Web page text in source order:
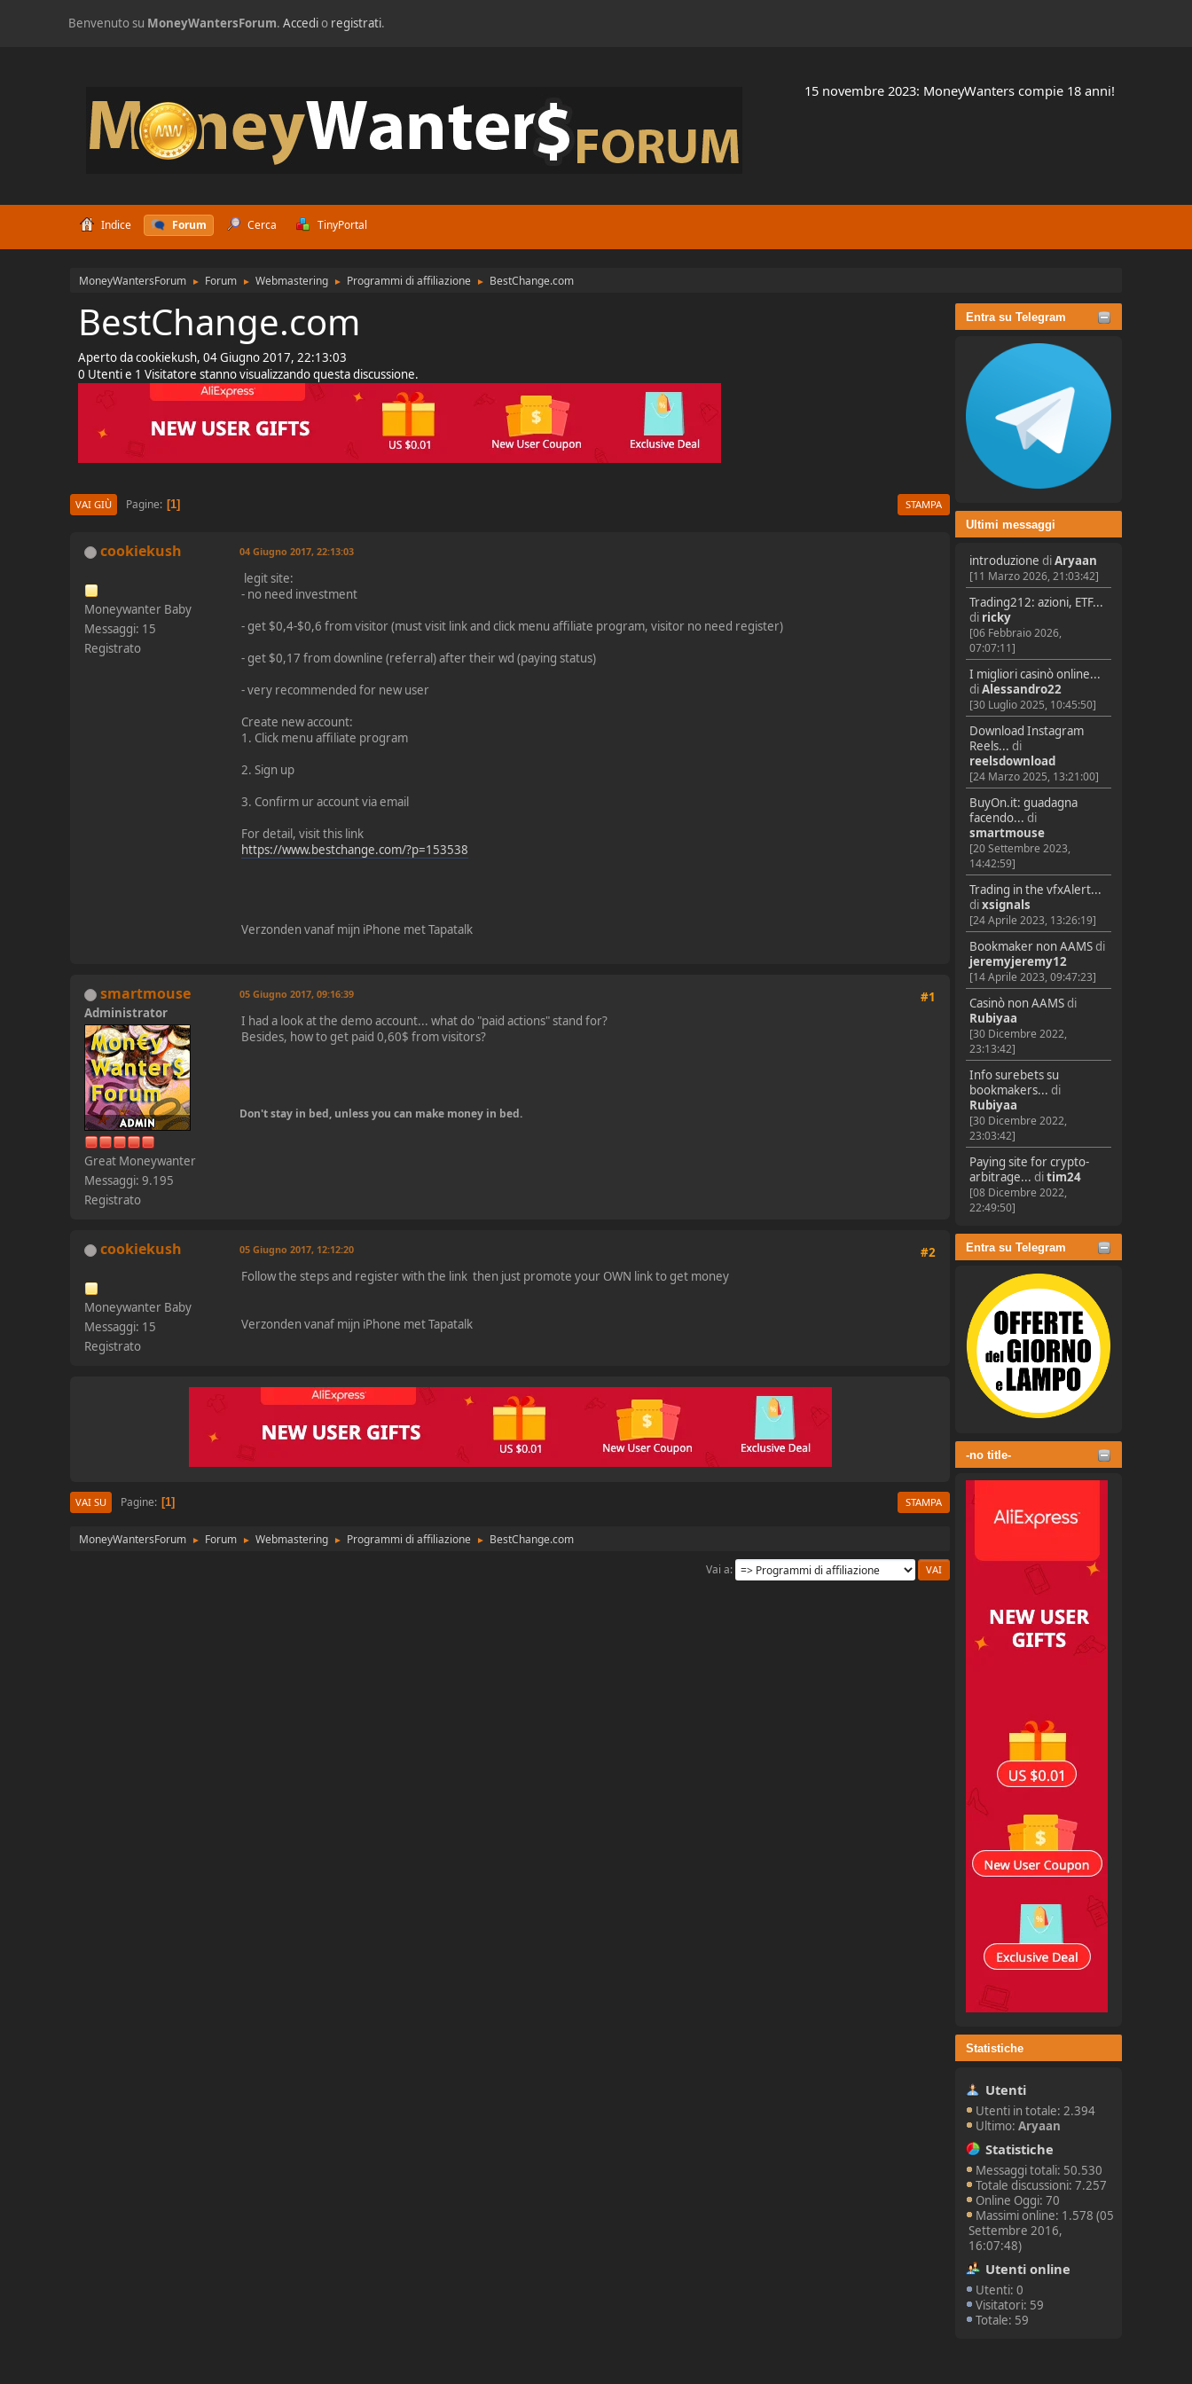
Benvenuto su MoneyWantersForum.Accedio registrati.
15 novembre 2023: MoneyWanters compie 18 anni!
Indice Forum Cerca TinyPortal
MoneyWantersForum ► Forum ► Webmastering ► Programmi di affiliazione ► BestChange.com
Entra su Telegram
Ultimi messaggi
introduzione diAryaan
[11 Marzo 2026, 21:03:42]
Trading212: azioni, ETF...
di ricky
[06 Febbraio 2026,
07:07:11]
I migliori casinò online...
diAlessandro22
[30 Luglio 2025, 10:45:50]
Download Instagram
Reels... di
reelsdownload
[24 Marzo 2025, 13:21:00]
BuyOn.it: guadagna
facendo... di
smartmouse
[20 Settembre 2023,
14:42:59]
Trading in the vfxAlert...
dixsignals
[24 Aprile 2023, 13:26:19]
Bookmaker non AAMSdi
jeremyjeremy12
[14 Aprile 2023, 09:47:23]
Casinò non AAMSdi
Rubiyaa
[30 Dicembre 2022,
23:13:42]
Info surebets su
bookmakers... di
Rubiyaa
[30 Dicembre 2022,
23:03:42]
Paying site for crypto-
arbitrage... ditim24
[08 Dicembre 2022,
22:49:50]
Entra su Telegram
-no title-
Statistiche
Utenti
Utenti in totale: 2.394
Ultimo:Aryaan
Statistiche
Messaggi totali: 50.530
Totale discussioni: 7.257
Online Oggi: 70
Massimi online: 1.578 (05
Settembre 2016,
16:07:48)
Utenti online
Utenti: 0
Visitatori: 59
Totale: 59
BestChange.com
Aperto da cookiekush, 04 Giugno 2017, 22:13:03
0 Utenti e 1 Visitatore stanno visualizzando questa discussione.
STAMPA
VAI GIÙ Pagine 1
cookiekush
Moneywanter Baby
Messaggi: 15
Registrato
04 Giugno 2017, 22:13:03
legit site:
- no need investment
- get $0,4-$0,6 from visitor (must visit link and click menu affiliate program, visitor no need register)
- get $0,17 from downline (referral) after their wd (paying status)
- very recommended for new user
Create new account:
1. Click menu affiliate program
2. Sign up
3. Confirm ur account via email
For detail, visit this link
https://www.bestchange.com/?p=153538
Verzonden vanaf mijn iPhone met Tapatalk
smartmouse
Administrator
Great Moneywanter
Messaggi: 9.195
Registrato
#1
05 Giugno 2017, 09:16:39
I had a look at the demo account... what do "paid actions" stand for?
Besides, how to get paid 0,60$ from visitors?
Don't stay in bed, unless you can make money in bed.
cookiekush
Moneywanter Baby
Messaggi: 15
Registrato
#2
05 Giugno 2017, 12:12:20
Follow the steps and register with the link then just promote your OWN link to get money
Verzonden vanaf mijn iPhone met Tapatalk
STAMPA
VAI SU Pagine 1
MoneyWantersForum ► Forum ► Webmastering ► Programmi di affiliazione ►
BestChange.com
Vai a